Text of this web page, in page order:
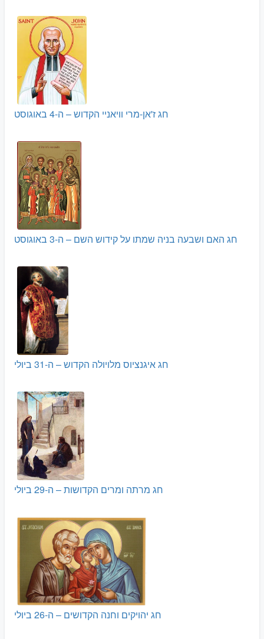
חג ז'אן-מרי וויאניי הקדוש – ה-4 באוגוסט
חג האם ושבעה בניה שמתו על קידוש השם – ה-3 באוגוסט
חג איגנציוס מלויולה הקדוש – ה-31 ביולי
חג מרתה ומרים הקדושות – ה-29 ביולי
חג יהויקים וחנה הקדושים – ה-26 ביולי